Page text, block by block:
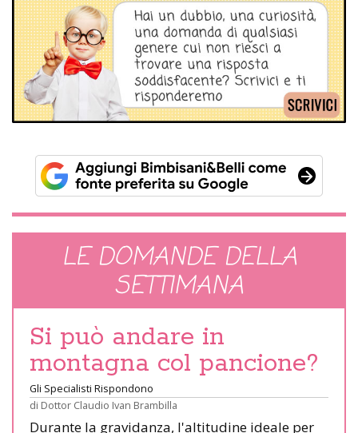
LE DOMANDE DELLA
SETTIMANA
Si può andare in
montagna col pancione?
Gli Specialisti Rispondono
di Dottor Claudio Ivan Brambilla
Durante la gravidanza, l'altitudine ideale per